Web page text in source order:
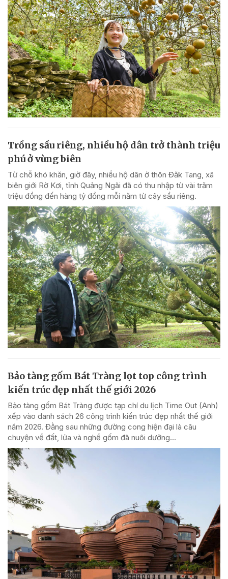
Trồng sầu riêng, nhiều hộ dân trở thành triệu
phú ở vùng biên
Từ chỗ khó khăn, giờ đây, nhiều hộ dân ở thôn Đăk Tang, xã
biên giới Rờ Kơi, tỉnh Quảng Ngãi đã có thu nhập từ vài trăm
triệu đồng đến hàng tỷ đồng mỗi năm từ cây sầu riêng.
Bảo tàng gốm Bát Tràng lọt top công trình
kiến trúc đẹp nhất thế giới 2026
Bảo tàng gốm Bát Tràng được tạp chí du lịch Time Out (Anh)
xếp vào danh sách 26 công trình kiến trúc đẹp nhất thế giới
năm 2026. Đằng sau những đường cong hiện đại là câu
chuyện về đất, lửa và nghề gốm đã nuôi dưỡng...